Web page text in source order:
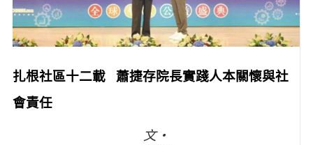
扎根社區十二載 蕭捷存院長實踐人本關懷與社
會責任
文‧